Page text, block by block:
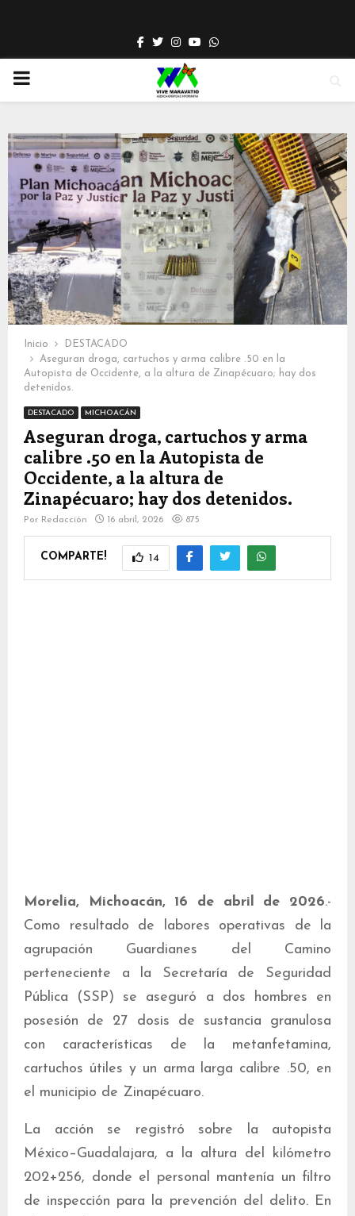
Facebook
TwitterInstagram
YoutubeWhatsapp
PRIMARY
Inicio
DESTACADO
Aseguran droga, cartuchos y arma calibre .50 en la
Autopista de Occidente, a la altura de Zinapécuaro; hay dos
detenidos.
DESTACADO MICHOACÁN
Aseguran droga, cartuchos y arma
calibre .50 en la Autopista de
Occidente, a la altura de
Zinapécuaro; hay dos detenidos.
Por Redacción 16 abril, 2026 875
COMPARTE! 14
Morelia, Michoacán, 16 de abril de 2026.-
Como resultado de labores operativas de la
agrupación Guardianes del Camino
perteneciente a la Secretaría de Seguridad
Pública (SSP) se aseguró a dos hombres en
posesión de 27 dosis de sustancia granulosa
con características de la metanfetamina,
cartuchos útiles y un arma larga calibre .50, en
el municipio de Zinapécuaro.
La acción se registró sobre la autopista
México–Guadalajara, a la altura del kilómetro
202+256, donde el personal mantenía un filtro
de inspección para la prevención del delito. En